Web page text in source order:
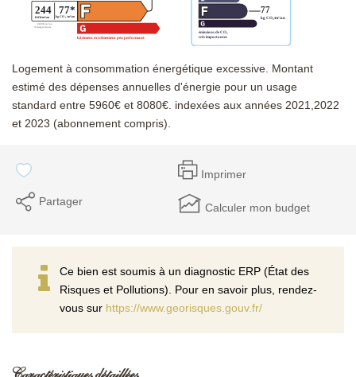
Logement à consommation énergétique excessive. Montant
estimé des dépenses annuelles d'énergie pour un usage
standard entre 5960€ et 8080€. indexées aux années 2021,2022
et 2023 (abonnement compris).
Imprimer
Partager Calculer mon budget
Ce bien est soumis à un diagnostic ERP (État des
Risques et Pollutions). Pour en savoir plus, rendez-
vous sur https://www.georisques.gouv.fr/